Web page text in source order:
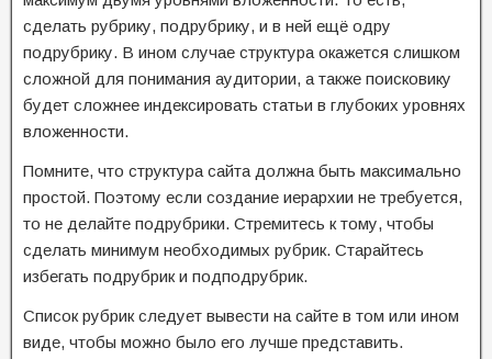
сделать рубрику, подрубрику, и в ней ещё одру
подрубрику. В ином случае структура окажется слишком
сложной для понимания аудитории, а также поисковику
будет сложнее индексировать статьи в глубоких уровнях
вложенности.
Помните, что структура сайта должна быть максимально
простой. Поэтому если создание иерархии не требуется,
то не делайте подрубрики. Стремитесь к тому, чтобы
сделать минимум необходимых рубрик. Старайтесь
избегать подрубрик и подподрубрик.
Список рубрик следует вывести на сайте в том или ином
виде, чтобы можно было его лучше представить.